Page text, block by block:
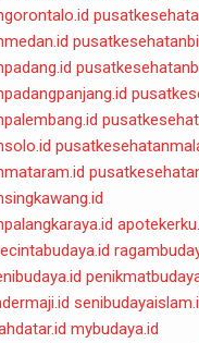
mybudaya.id